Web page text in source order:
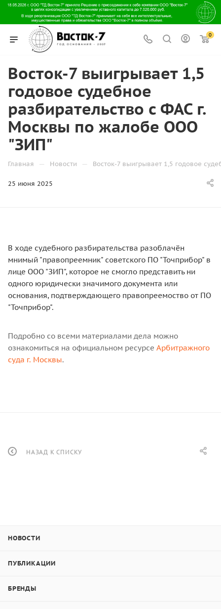
0
Восток-7 выигрывает 1,5
годовое судебное
разбирательство с ФАС г.
Москвы по жалобе ООО
"ЗИП"
Главная — Новости — Восток-7 выигрывает 1,5 годовое
25 июня 2025
В ходе судебного разбирательства разоблачён
мнимый "правопреемник" советского ПО "Точприбор" в
лице ООО "ЗИП", которое не смогло представить ни
одного юридически значимого документа или
основания, подтверждающего правопреемоство от ПО
"Точприбор".
Подробно со всеми материалами дела можно
ознакомиться на официальном ресурсе Арбитражного
суда г. Москвы.
НАЗАД К СПИСКУ
НОВОСТИ
ПУБЛИКАЦИИ
БРЕНДЫ